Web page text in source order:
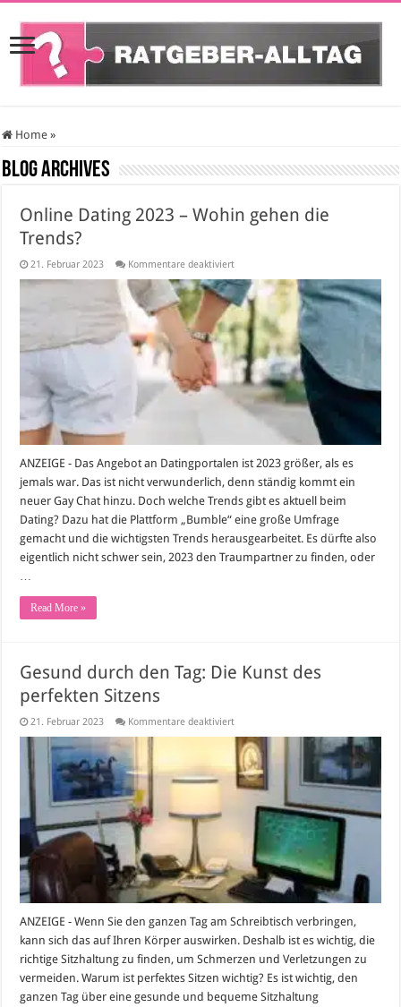
Home »
Blog Archives
Online Dating 2023 – Wohin gehen die
Trends?
21. Februar 2023 Kommentare deaktiviertfür
Dating
2023
–
Wohin
gehen
die
Trends?
ANZEIGE - Das Angebot an Datingportalen ist 2023 größer, als es
jemals war. Das ist nicht verwunderlich, denn ständig kommt ein
neuer Gay Chat hinzu. Doch welche Trends gibt es aktuell beim
Dating? Dazu hat die Plattform „Bumble“ eine große Umfrage
gemacht und die wichtigsten Trends herausgearbeitet. Es dürfte also
eigentlich nicht schwer sein, 2023 den Traumpartner zu finden, oder
…
Read More »
Gesund durch den Tag: Die Kunst des
perfekten Sitzens
21. Februar 2023 Kommentare deaktiviertfür
durch
den
Tag:
Die
Kunst
perfekten
Sitzens
ANZEIGE - Wenn Sie den ganzen Tag am Schreibtisch verbringen,
kann sich das auf Ihren Körper auswirken. Deshalb ist es wichtig, die
richtige Sitzhaltung zu finden, um Schmerzen und Verletzungen zu
vermeiden. Warum ist perfektes Sitzen wichtig? Es ist wichtig, den
ganzen Tag über eine gesunde und bequeme Sitzhaltung